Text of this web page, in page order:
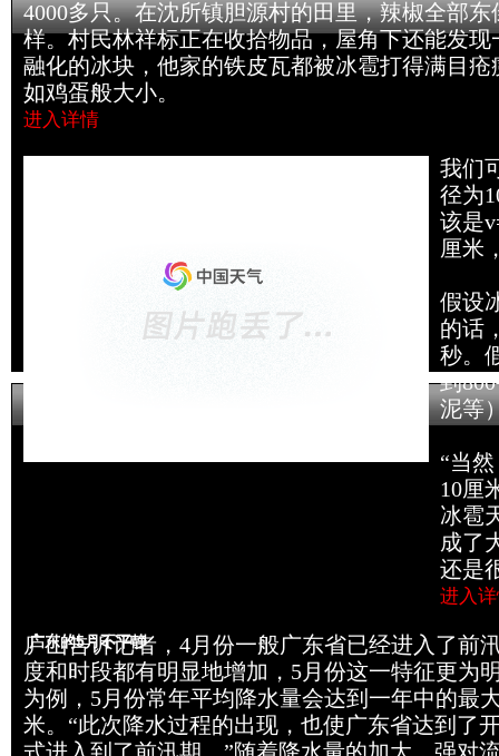
4000多只。在沈所镇胆源村的田里，辣椒全部
样。村民林祥标正在收拾物品，屋角下还能发现
融化的冰块，他家的铁皮瓦都被冰雹打得满目疮
如鸡蛋般大小。
进入详情
我们
径为
该是
厘米
假设
的话
秒。
到
泥等
“当
10厘
冰雹
成了
还是
进入
广东的5月不平静
庐山告诉记者，4月份一般广东省已经进入了前
度和时段都有明显地增加，5月份这一特征更为
为例，5月份常年平均降水量会达到一年中的最
米。“此次降水过程的出现，也使广东省达到了